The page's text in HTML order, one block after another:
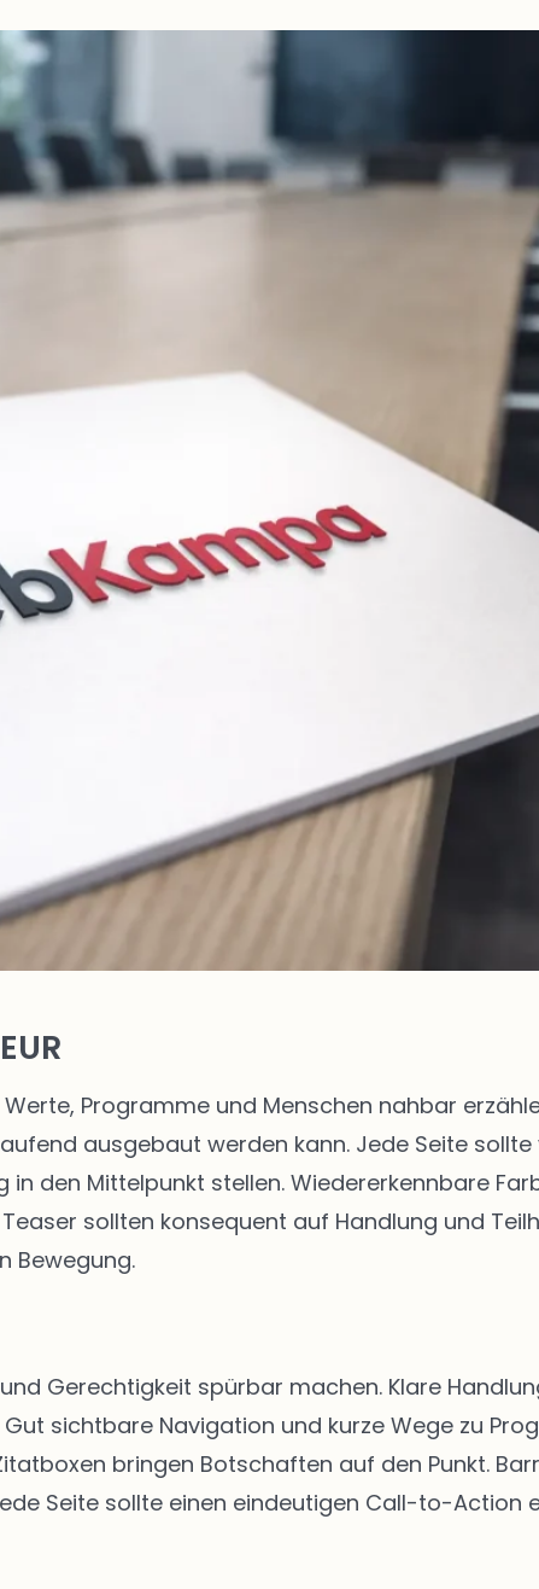
Programme und Menschen nahbar
ausgebaut werden kann. Jede Seite
den Mittelpunkt stellen. Wiedererkennbare
sollten konsequent auf Handlung und
Bewegung.
Gerechtigkeit spürbar machen. Klare
sichtbare Navigation und kurze Wege zu
bringen Botschaften auf den Punkt.
Seite sollte einen eindeutigen Call-to-Action